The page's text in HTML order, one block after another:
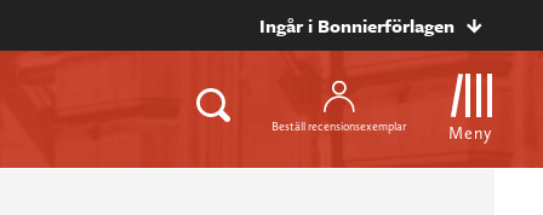
Ingår i Bonnierförlagen
Beställ recensionsexemplar Meny